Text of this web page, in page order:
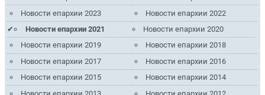
Новости епархии 2023
Новости епархии 2022
Новости епархии 2021
Новости епархии 2020
Новости епархии 2019
Новости епархии 2018
Новости епархии 2017
Новости епархии 2016
Новости епархии 2015
Новости епархии 2014